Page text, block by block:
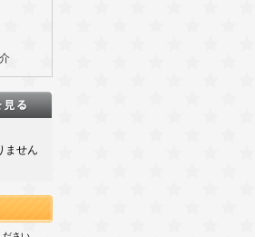
ません